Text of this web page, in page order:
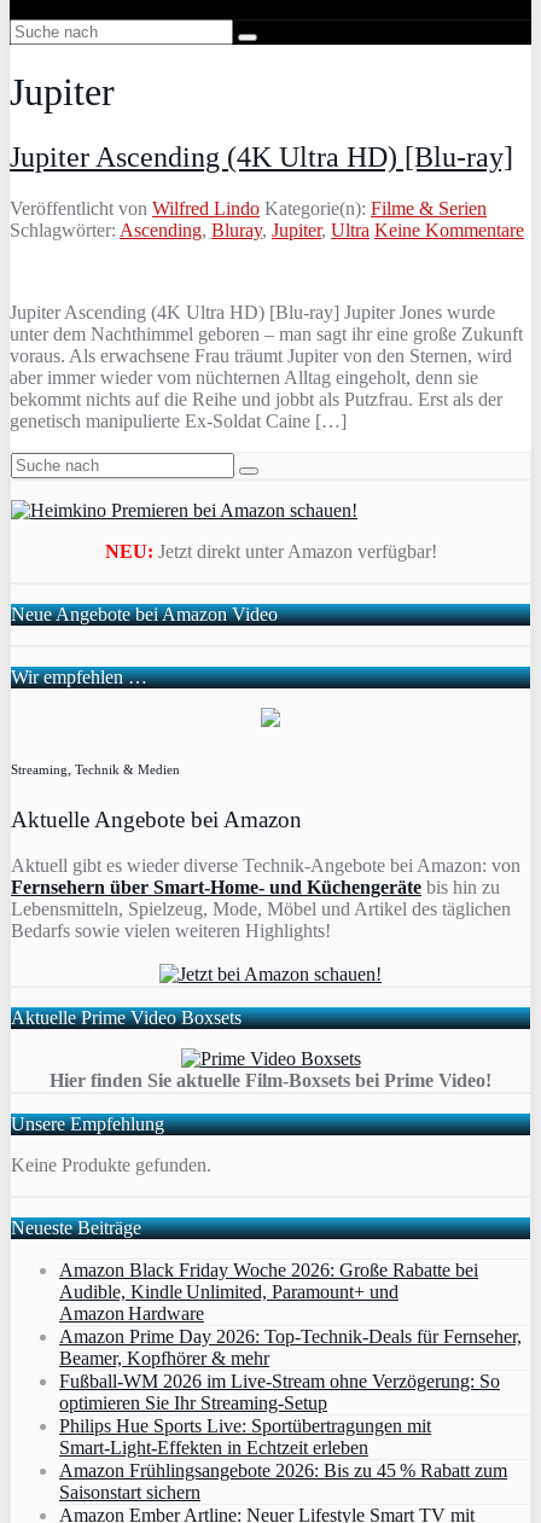
Jupiter
Jupiter Ascending (4K Ultra HD) [Blu-ray]
Veröffentlicht von Wilfred Lindo Kategorie(n): Filme & Serien
Schlagwörter: Ascending, Bluray, Jupiter, Ultra Keine Kommentare
Jupiter Ascending (4K Ultra HD) [Blu-ray] Jupiter Jones wurde
unter dem Nachthimmel geboren – man sagt ihr eine große Zukunft
voraus. Als erwachsene Frau träumt Jupiter von den Sternen, wird
aber immer wieder vom nüchternen Alltag eingeholt, denn sie
bekommt nichts auf die Reihe und jobbt als Putzfrau. Erst als der
genetisch manipulierte Ex-Soldat Caine […]
NEU: Jetzt direkt unter Amazon verfügbar!
Neue Angebote bei Amazon Video
Wir empfehlen …
Streaming, Technik & Medien
Aktuelle Angebote bei Amazon
Aktuell gibt es wieder diverse Technik-Angebote bei Amazon: von
Fernsehern über Smart-Home- und Küchengeräte bis hin zu
Lebensmitteln, Spielzeug, Mode, Möbel und Artikel des täglichen
Bedarfs sowie vielen weiteren Highlights!
Aktuelle Prime Video Boxsets
Hier finden Sie aktuelle Film-Boxsets bei Prime Video!
Unsere Empfehlung
Keine Produkte gefunden.
Neueste Beiträge
Amazon Black Friday Woche 2026: Große Rabatte bei
Audible, Kindle Unlimited, Paramount+ und
Amazon Hardware
Amazon Prime Day 2026: Top-Technik-Deals für Fernseher,
Beamer, Kopfhörer & mehr
Fußball-WM 2026 im Live-Stream ohne Verzögerung: So
optimieren Sie Ihr Streaming-Setup
Philips Hue Sports Live: Sportübertragungen mit
Smart‑Light‑Effekten in Echtzeit erleben
Amazon Frühlingsangebote 2026: Bis zu 45 % Rabatt zum
Saisonstart sichern
Amazon Ember Artline: Neuer Lifestyle Smart TV mit